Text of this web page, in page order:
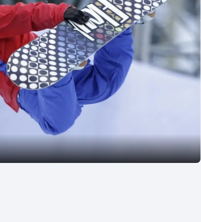
Moderní pětiboj
Motorsport
Olympijské hry
Parasport
Plavání
Plážový volejbal
Triatlon
Veslování
Vodní slalom
Volejbal